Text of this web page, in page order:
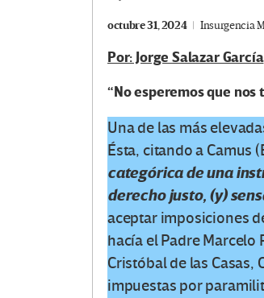
octubre 31, 2024 Insurgencia
Por: Jorge Salazar García
“No esperemos que
Una de las más
Ésta, citando a Camus
categórica de una
derecho justo, (y)
aceptar imposiciones
hacía el Padre Marcelo
Cristóbal de las
impuestas por